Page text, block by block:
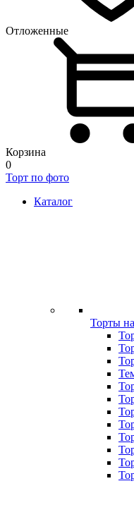
Отложенные
Корзина
0
Торт по фото
Каталог
Торты